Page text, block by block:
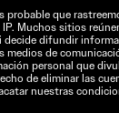
probable que
Muchos sitios
difundir
medios de
personal que
de eliminar las
nuestras